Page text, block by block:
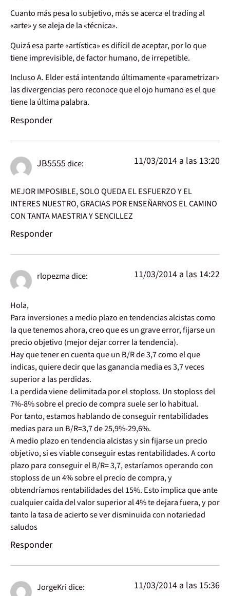
Cuanto más pesa lo subjetivo, más se acerca el trading al
«arte» y se aleja de la «técnica».
Quizá esa parte «artística» es difícil de aceptar, por lo que
tiene imprevisible, de factor humano, de irrepetible.
Incluso A. Elder está intentando últimamente «parametrizar»
las divergencias pero reconoce que el ojo humano es el que
tiene la última palabra.
Responder
JB5555dice: 11/03/2014 a las 13:20
MEJOR IMPOSIBLE, SOLO QUEDA EL ESFUERZO Y EL
INTERES NUESTRO, GRACIAS POR ENSEÑARNOS EL CAMINO
CON TANTA MAESTRIA Y SENCILLEZ
Responder
rlopezmadice: 11/03/2014 a las 14:22
Hola,
Para inversiones a medio plazo en tendencias alcistas como
la que tenemos ahora, creo que es un grave error, fijarse un
precio objetivo (mejor dejar correr la tendencia).
Hay que tener en cuenta que un B/R de 3,7 como el que
indicas, quiere decir que las ganancia media es 3,7 veces
superior a las perdidas.
La perdida viene delimitada por el stoploss. Un stoploss del
7%-8% sobre el precio de compra suele ser lo habitual.
Por tanto, estamos hablando de conseguir rentabilidades
medias para un B/R=3,7 de 25,9%-29,6%.
A medio plazo en tendencia alcistas y sin fijarse un precio
objetivo, si es viable conseguir estas rentabilidades. A corto
plazo para conseguir el B/R= 3,7, estaríamos operando con
stoploss de un 4% sobre el precio de compra, y
obtendríamos rentabilidades del 15%. Esto implica que ante
cualquier caída del valor superior al 4% te dejara fuera, y por
tanto la tasa de acierto se ver disminuida con notariedad
saludos
Responder
JorgeKridice: 11/03/2014 a las 15:36